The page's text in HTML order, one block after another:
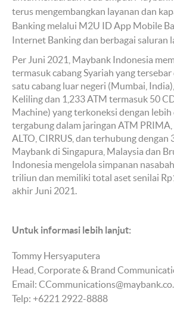
terus mengembangkan layanan dan
Banking melalui M2U ID App Mobile
Internet Banking dan berbagai saluran
Per Juni 2021, Maybank Indonesia
termasuk cabang Syariah yang
satu cabang luar negeri (Mumbai,
Keliling dan 1,233 ATM termasuk 50
Machine) yang terkoneksi dengan
tergabung dalam jaringan ATM PRIMA,
ALTO, CIRRUS, dan terhubung dengan
Maybank di Singapura, Malaysia dan
Indonesia mengelola simpanan
triliun dan memiliki total aset senilai
akhir Juni 2021.
Untuk informasi lebih lanjut:
Tommy Hersyaputera
Head, Corporate & Brand
Email:
Telp: +6221 2922-8888